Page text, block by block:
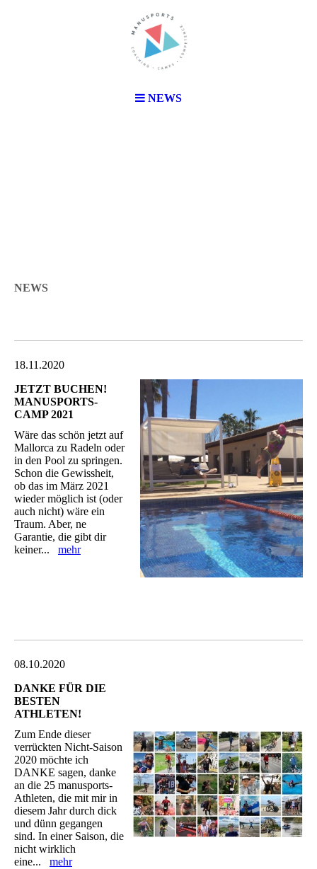
NEWS
NEWS
18.11.2020
JETZT BUCHEN!
MANUSPORTS-
CAMP 2021
Wäre das schön jetzt auf
Mallorca zu Radeln oder
in den Pool zu springen.
Schon die Gewissheit,
ob das im März 2021
wieder möglich ist (oder
auch nicht) wäre ein
Traum. Aber, ne
Garantie, die gibt dir
keiner... mehr
08.10.2020
DANKE FÜR DIE
BESTEN
ATHLETEN!
Zum Ende dieser
verrückten Nicht-Saison
2020 möchte ich
DANKE sagen, danke
an die 25 manusports-
Athleten, die mit mir in
diesem Jahr durch dick
und dünn gegangen
sind. In einer Saison, die
nicht wirklich
eine... mehr